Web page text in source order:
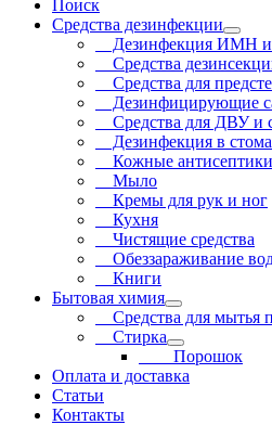
Поиск
Средства дезинфекции
Дезинфекция ИМН и
Средства
Средства для
Дезинфицирующие
Средства для ДВУ и
Дезинфекция в
Кожные антисептики
Мыло
Кремы для рук и ног
Кухня
Чистящие средства
Обеззараживание
Книги
Бытовая химия
Средства для мытья
Стирка
Порошок
Оплата и доставка
Статьи
Контакты